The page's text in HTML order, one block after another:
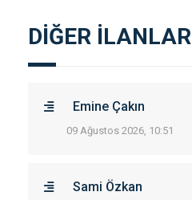
DİĞER İLANLAR
Emine Çakın
09 Ağustos 2026, 10:51
Sami Özkan